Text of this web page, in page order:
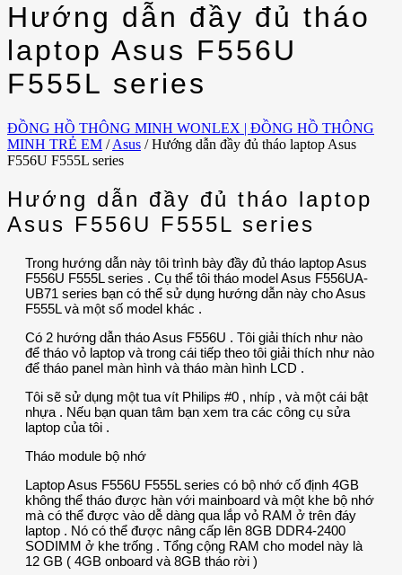
Hướng dẫn đầy đủ tháo
laptop Asus F556U
F555L series
ĐỒNG HỒ THÔNG MINH WONLEX | ĐỒNG HỒ THÔNG
MINH TRẺ EM / Asus / Hướng dẫn đầy đủ tháo laptop Asus
F556U F555L series
Hướng dẫn đầy đủ tháo laptop
Asus F556U F555L series
Trong hướng dẫn này tôi trình bày đầy đủ tháo laptop Asus
F556U F555L series . Cụ thể tôi tháo model Asus F556UA-
UB71 series bạn có thể sử dụng hướng dẫn này cho Asus
F555L và một số model khác .
Có 2 hướng dẫn tháo Asus F556U . Tôi giải thích như nào
để tháo vỏ laptop và trong cái tiếp theo tôi giải thích như nào
để tháo panel màn hình và tháo màn hình LCD .
Tôi sẽ sử dụng một tua vít Philips #0 , nhíp , và một cái bật
nhựa . Nếu bạn quan tâm bạn xem tra các công cụ sửa
laptop của tôi .
Tháo module bộ nhớ
Laptop Asus F556U F555L series có bộ nhớ cố định 4GB
không thể tháo được hàn với mainboard và một khe bộ nhớ
mà có thể được vào dễ dàng qua lắp vỏ RAM ở trên đáy
laptop . Nó có thể được nâng cấp lên 8GB DDR4-2400
SODIMM ở khe trống . Tổng cộng RAM cho model này là
12 GB ( 4GB onboard và 8GB tháo rời )